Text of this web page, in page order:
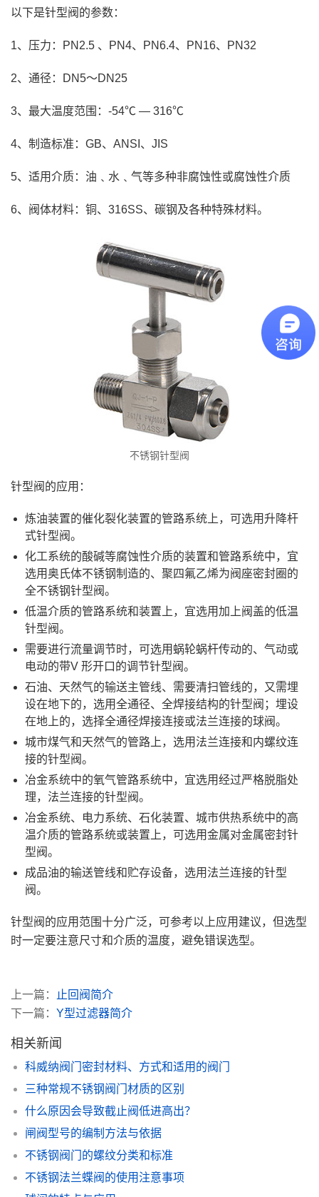
以下是针型阀的参数：
1、压力：PN2.5 、PN4、PN6.4、PN16、PN32
2、通径：DN5～DN25
3、最大温度范围：-54℃ — 316℃
4、制造标准：GB、ANSI、JIS
5、适用介质：油﹑水﹑气等多种非腐蚀性或腐蚀性介质
6、阀体材料：铜、316SS、碳钢及各种特殊材料。
不锈钢针型阀
针型阀的应用：
炼油装置的催化裂化装置的管路系统上，可选用升降杆
式针型阀。
化工系统的酸碱等腐蚀性介质的装置和管路系统中，宜
选用奥氏体不锈钢制造的、聚四氟乙烯为阀座密封圈的
全不锈钢针型阀。
低温介质的管路系统和装置上，宜选用加上阀盖的低温
针型阀。
需要进行流量调节时，可选用蜗轮蜗杆传动的、气动或
电动的带V 形开口的调节针型阀。
石油、天然气的输送主管线、需要清扫管线的，又需埋
设在地下的，选用全通径、全焊接结构的针型阀；埋设
在地上的，选择全通径焊接连接或法兰连接的球阀。
城市煤气和天然气的管路上，选用法兰连接和内螺纹连
接的针型阀。
冶金系统中的氧气管路系统中，宜选用经过严格脱脂处
理，法兰连接的针型阀。
冶金系统、电力系统、石化装置、城市供热系统中的高
温介质的管路系统或装置上，可选用金属对金属密封针
型阀。
成品油的输送管线和贮存设备，选用法兰连接的针型
阀。
针型阀的应用范围十分广泛，可参考以上应用建议，但选型
时一定要注意尺寸和介质的温度，避免错误选型。
上一篇：
止回阀简介
下一篇： Y型过滤器简介
相关新闻
科威纳阀门密封材料、方式和适用的阀门
三种常规不锈钢阀门材质的区别
什么原因会导致截止阀低进高出？
闸阀型号的编制方法与依据
不锈钢阀门的螺纹分类和标准
不锈钢法兰蝶阀的使用注意事项